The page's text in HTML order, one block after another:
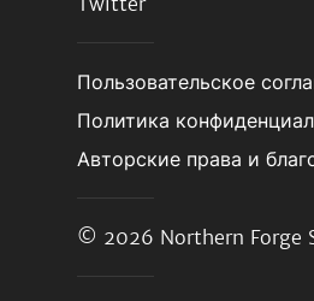
Пользовательское
Политика
Авторские права и
© 2026 Northern Forge